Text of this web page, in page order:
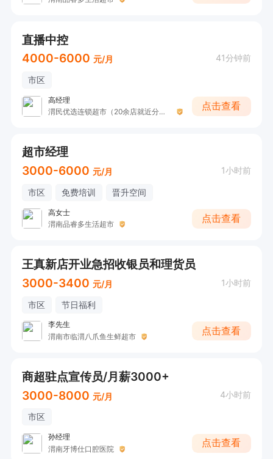
直播中控
4000-6000 元/月 41分钟前
市区
高经理
渭民优选连锁超市（20余店就近分配）
点击查看
超市经理
3000-6000 元/月 1小时前
市区 免费培训 晋升空间
高女士
渭南品睿多生活超市
点击查看
王真新店开业急招收银员和理货员
3000-3400 元/月 1小时前
市区 节日福利
李先生
渭南市临渭八爪鱼生鲜超市
点击查看
商超驻点宣传员/月薪3000+
3000-8000 元/月 4小时前
市区
孙经理
渭南牙博仕口腔医院
点击查看